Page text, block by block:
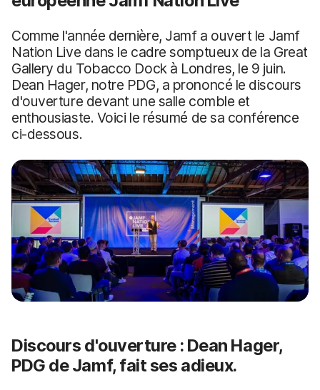
Comme l'année dernière, Jamf a ouvert le Jamf
Nation Live dans le cadre somptueux de la Great
Gallery du Tobacco Dock à Londres, le 9 juin.
Dean Hager, notre PDG, a prononcé le discours
d'ouverture devant une salle comble et
enthousiaste. Voici le résumé de sa conférence
ci-dessous.
Discours d'ouverture : Dean Hager,
PDG de Jamf, fait ses adieux.